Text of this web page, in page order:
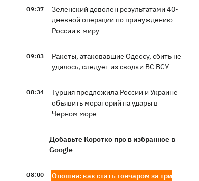
09:37
Зеленский доволен результатами 40-
дневной операции по принуждению
России к миру
09:03
Ракеты, атаковавшие Одессу, сбить не
удалось, следует из сводки ВС ВСУ
08:34
Турция предложила России и Украине
объявить мораторий на удары в
Черном море
Добавьте Коротко про в избранное в
Google
08:00
Опошня: как стать гончаром за три